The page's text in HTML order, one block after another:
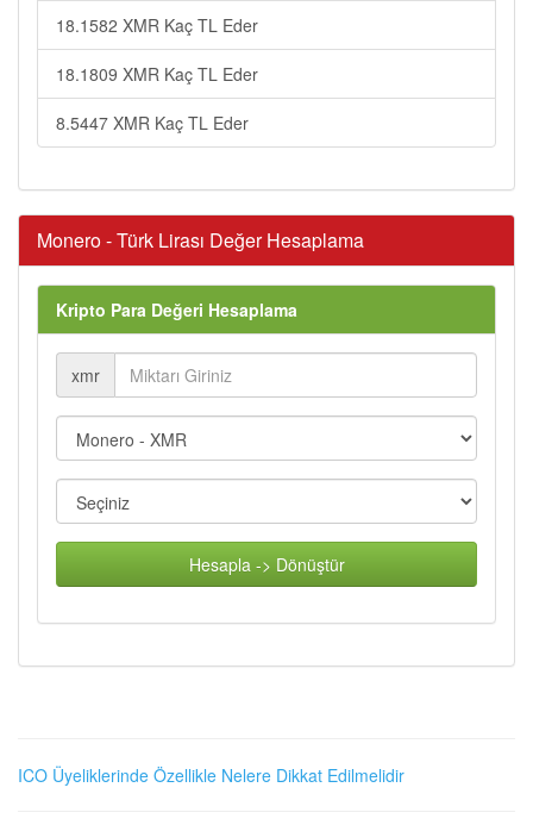
18.1582 XMR Kaç TL Eder
18.1809 XMR Kaç TL Eder
8.5447 XMR Kaç TL Eder
Monero - Türk Lirası Değer Hesaplama
Kripto Para Değeri Hesaplama
xmr
Hesapla -> Dönüştür
ICO Üyeliklerinde Özellikle Nelere Dikkat Edilmelidir